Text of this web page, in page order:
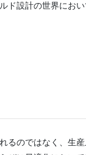
ド設計の世界にお
るのではなく、生